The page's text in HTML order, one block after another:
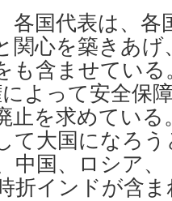
国代表は、各
関心を築きあ
も含ませてい
よって安全保
止を求めてい
て大国になろ
中国、ロシア
折インドが含